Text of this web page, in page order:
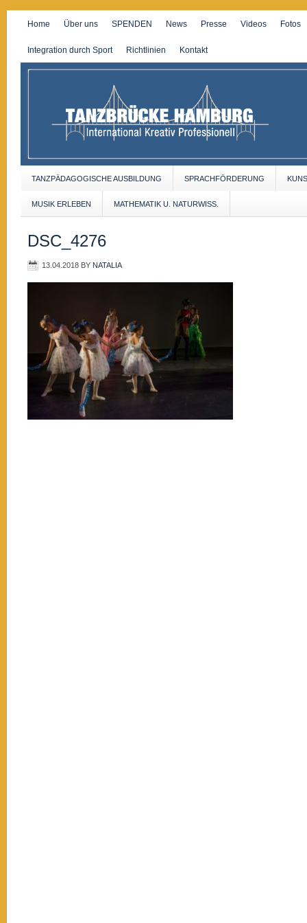
Home Über uns SPENDEN News Presse Videos Fotos
Integration durch Sport Richtlinien Kontakt
TANZPÄDAGOGISCHE AUSBILDUNG SPRACHFÖRDERUNG
MUSIK ERLEBEN MATHEMATIK U. NATURWISS.
DSC_4276
13.04.2018 BY NATALIA